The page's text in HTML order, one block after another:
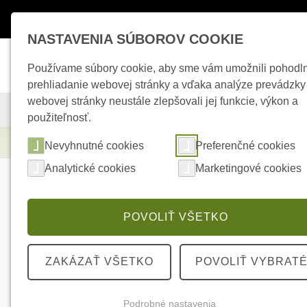
KAMEROVÉ SYSTÉMY ZABEZPEČOVACIE SYSTÉMY
Kamerové systémy HIKVISION DS-
NASTAVENIA SÚBOROV COOKIE
Používame súbory cookie, aby sme vám umožnili
prehliadanie webovej stránky a vďaka analýze prevádzky
webovej stránky neustále zlepšovali jej funkcie, výkon a
použiteľnosť.
Nevyhnutné cookies
Preferenčné cookies
Analytické cookies
Marketingové cookies
POVOLIŤ VŠETKO
ZAKÁZAŤ VŠETKO POVOLIŤ VYBRATÉ
Podrobné nastavenia